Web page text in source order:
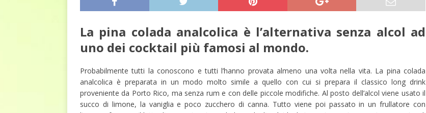
La pina colada analcolica è l’alternativa senza alcol ad
uno dei cocktail più famosi al mondo.
Probabilmente tutti la conoscono e tutti l’hanno provata almeno una volta nella vita. La pina colada
analcolica è preparata in un modo molto simile a quello con cui si prepara il classico long drink
proveniente da Porto Rico, ma senza rum e con delle piccole modifiche. Al posto dell’alcol viene usato il
succo di limone, la vaniglia e poco zucchero di canna. Tutto viene poi passato in un frullatore con